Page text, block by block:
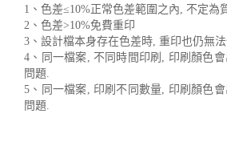
1、色差≤10%正常色差範圍之內, 不定為
2、色差>10%免費重印
3、設計檔本身存在色差時, 重印也仍無
4、同一檔案, 不同時間印刷, 印刷顏色
問題.
5、同一檔案, 印刷不同數量, 印刷顏色
問題.